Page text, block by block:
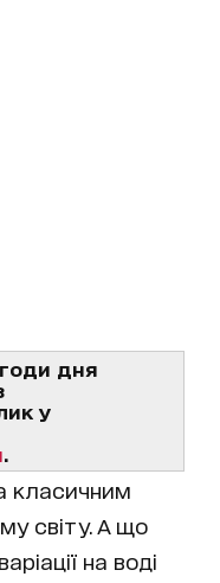
дня
у
.
класичним
світу. А що
на воді